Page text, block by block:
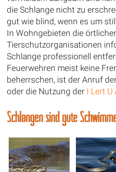
die Schlange nicht zu
gut wie blind, wenn es um
In Wohngebieten die
Tierschutzorganisationen
Schlange professionell
Feuerwehren meist keine
beherrschen, ist der Anruf
oder die Nutzung der I Lert U
Schlangen sind gute